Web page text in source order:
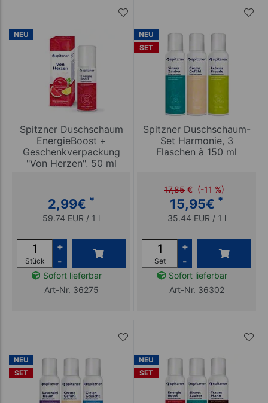
NEU
Spitzner Duschschaum
EnergieBoost +
Geschenkverpackung
"Von Herzen", 50 ml
2,99€ *
59.74 EUR / 1 l
Stück
+
-
Sofort lieferbar
Art-Nr. 36275
NEU
SET
Spitzner Duschschaum-
Set Harmonie, 3
Flaschen à 150 ml
17,85 € (-11 %)
15,95€ *
35.44 EUR / 1 l
Set
+
-
Sofort lieferbar
Art-Nr. 36302
NEU
SET
NEU
SET